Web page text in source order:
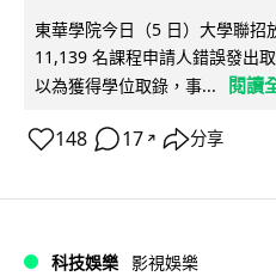
東華學院今日（5 日）大學聯招
11,139 名課程申請人錯誤發出
以為獲得學位取錄，事...
閱讀
148 17 ↗ 分享
科技娛樂 影視娛樂